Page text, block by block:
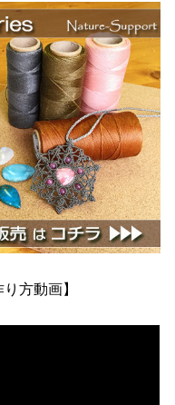
方動画】